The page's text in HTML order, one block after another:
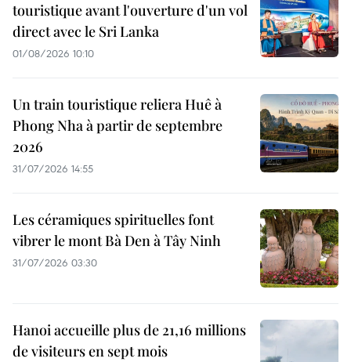
touristique avant l'ouverture d'un vol
direct avec le Sri Lanka
01/08/2026 10:10
Un train touristique reliera Huê à
Phong Nha à partir de septembre
2026
31/07/2026 14:55
Les céramiques spirituelles font
vibrer le mont Bà Den à Tây Ninh
31/07/2026 03:30
Hanoi accueille plus de 21,16 millions
de visiteurs en sept mois ​